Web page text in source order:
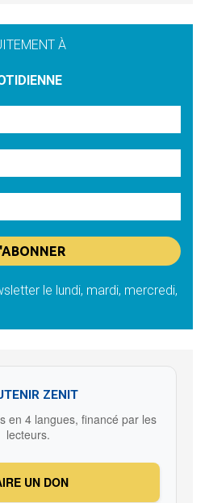
À
le lundi, mardi, mercredi,
ZENIT
en 4 langues, financé par les
lecteurs.
UN DON